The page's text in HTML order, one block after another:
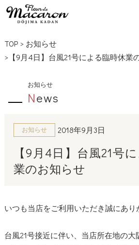
TOP> お知らせ
>【9月4日】台風21号による臨時休業
お知らせ
News
お知らせ 2018年9月3日
【9月4日】台風21号
業のお知らせ
いつも当店をご利用いただき誠にあり
台風21号接近に伴い、当店所在地の大